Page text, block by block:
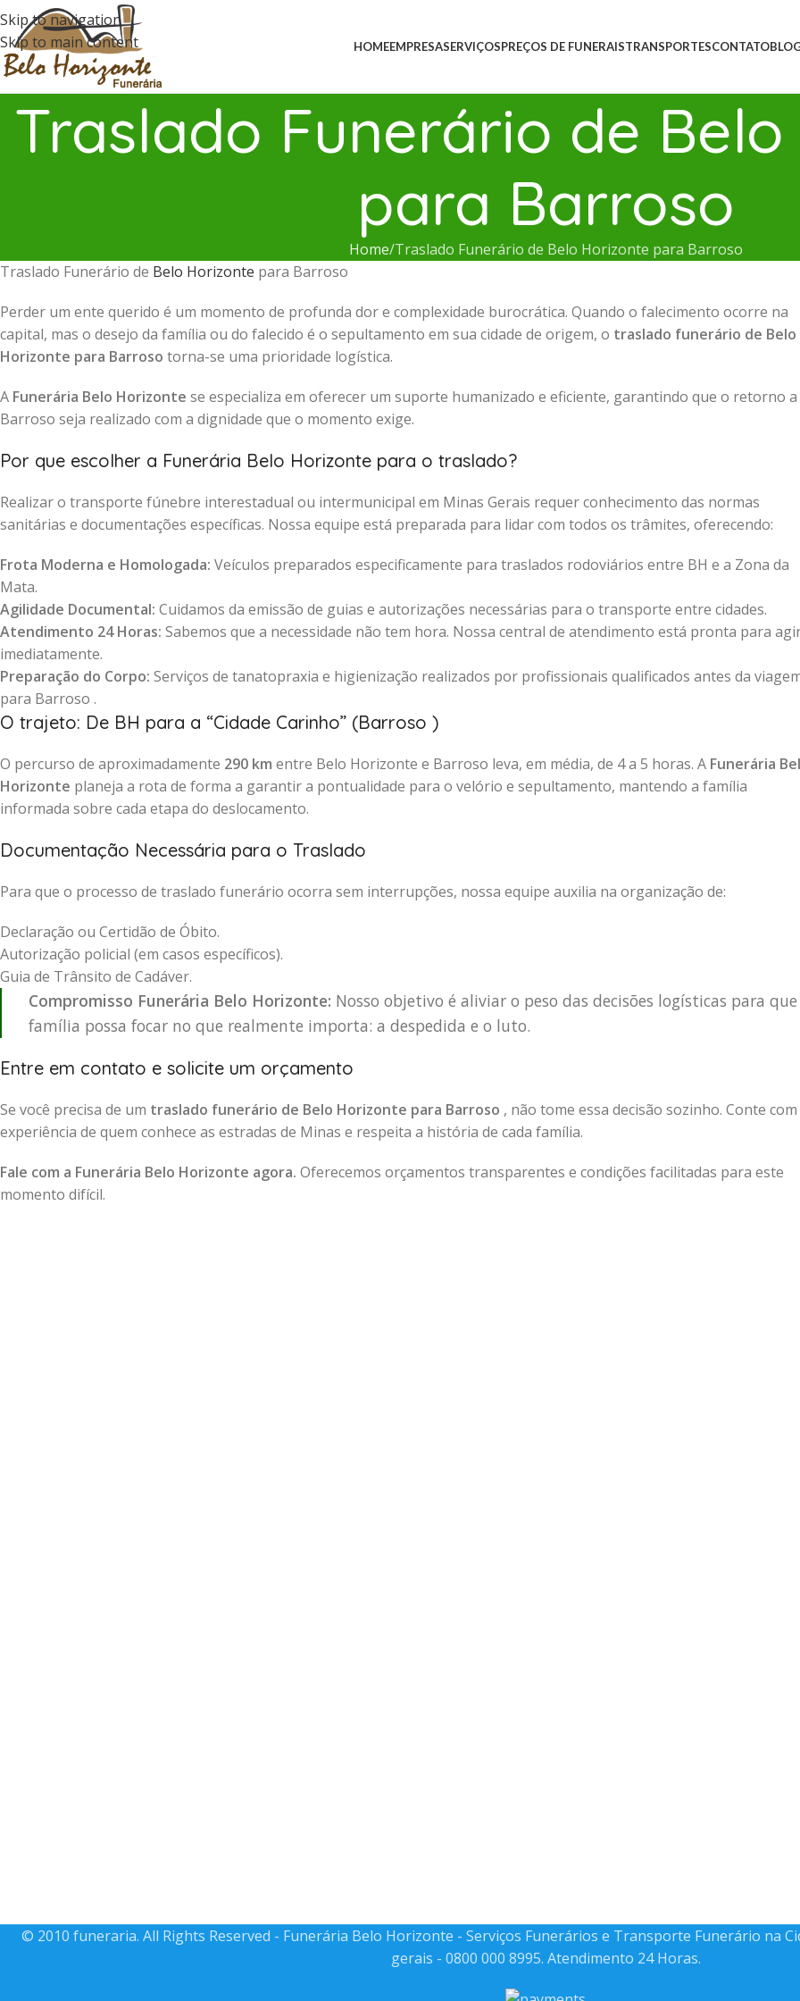
Skip to navigation
Skip to main content
HOMEEMPRESASERVIÇOSPREÇOS DE FUNERAISTRANSPORTESCONTATO
Traslado Funerário de
para Barroso
Home Traslado Funerário de Belo Horizonte para Barroso
Traslado Funerário de Belo Horizonte para Barroso
Perder um ente querido é um momento de profunda dor e complexidade burocrática. Quando o falecimento ocorre na
capital, mas o desejo da família ou do falecido é o sepultamento em sua cidade de origem, o traslado funerário de Belo
Horizonte para Barroso torna-se uma prioridade logística.
A Funerária Belo Horizonte se especializa em oferecer um suporte humanizado e eficiente, garantindo que o retorno a
Barroso seja realizado com a dignidade que o momento exige.
Por que escolher a Funerária Belo Horizonte para o traslado?
Realizar o transporte fúnebre interestadual ou intermunicipal em Minas Gerais requer conhecimento das normas
sanitárias e documentações específicas. Nossa equipe está preparada para lidar com todos os trâmites, oferecendo:
Frota Moderna e Homologada: Veículos preparados especificamente para traslados rodoviários entre BH e a Zona da
Mata.
Agilidade Documental: Cuidamos da emissão de guias e autorizações necessárias para o transporte entre cidades.
Atendimento 24 Horas: Sabemos que a necessidade não tem hora. Nossa central de atendimento está pronta para
imediatamente.
Preparação do Corpo: Serviços de tanatopraxia e higienização realizados por profissionais qualificados antes da
para Barroso .
O trajeto: De BH para a “Cidade Carinho” (Barroso )
O percurso de aproximadamente 290 km entre Belo Horizonte e Barroso leva, em média, de 4 a 5 horas. A Funerária
Horizonte planeja a rota de forma a garantir a pontualidade para o velório e sepultamento, mantendo a família
informada sobre cada etapa do deslocamento.
Documentação Necessária para o Traslado
Para que o processo de traslado funerário ocorra sem interrupções, nossa equipe auxilia na organização de:
Declaração ou Certidão de Óbito.
Autorização policial (em casos específicos).
Guia de Trânsito de Cadáver.
Compromisso Funerária Belo Horizonte: Nosso objetivo é aliviar o peso das decisões logísticas para
família possa focar no que realmente importa: a despedida e o luto.
Entre em contato e solicite um orçamento
Se você precisa de um traslado funerário de Belo Horizonte para Barroso , não tome essa decisão sozinho. Conte
experiência de quem conhece as estradas de Minas e respeita a história de cada família.
Fale com a Funerária Belo Horizonte agora. Oferecemos orçamentos transparentes e condições facilitadas para este
momento difícil.
© 2010 funeraria. All Rights Reserved - Funerária Belo Horizonte - Serviços Funerários e Transporte Funerário na
gerais - 0800 000 8995. Atendimento 24 Horas.